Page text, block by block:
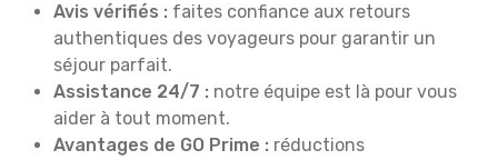
Avis vérifiés : faites confiance aux retours
authentiques des voyageurs pour garantir un
séjour parfait.
Assistance 24/7 : notre équipe est là pour vous
aider à tout moment.
Avantages de GO Prime : réductions